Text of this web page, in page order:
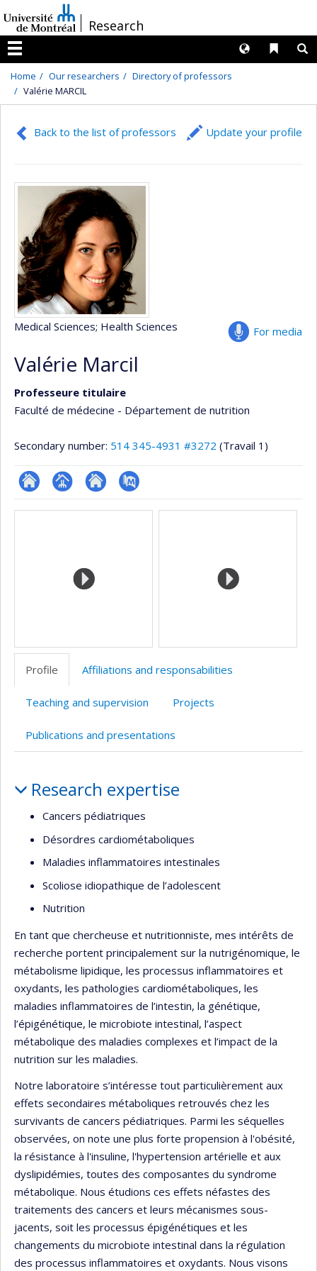
au
contenu
/Research
Menu
Liens
Langues
Home Our researchers
Directory of professors
Valérie MARCIL
Back to the list of professors Update your profile
For media
Medical Sciences; Health Sciences
Valérie Marcil
Professeure titulaire
Faculté de médecine - Département de nutrition
Secondary number: 514 345-4931 #3272 (Travail 1)
ResearchGate
Page Site
de
recherche
PubMed
Media
Profile Affiliations and responsabilities
Teaching and supervision Projects
Publications and presentations
Research expertise
Cancers pédiatriques
Désordres cardiométaboliques
Maladies inflammatoires intestinales
Scoliose idiopathique de l’adolescent
Nutrition
En tant que chercheuse et nutritionniste, mes intérêts de
recherche portent principalement sur la nutrigénomique, le
métabolisme lipidique, les processus inflammatoires et
oxydants, les pathologies cardiométaboliques, les
maladies inflammatoires de l’intestin, la génétique,
l’épigénétique, le microbiote intestinal, l’aspect
métabolique des maladies complexes et l’impact de la
nutrition sur les maladies.
Notre laboratoire s’intéresse tout particulièrement aux
effets secondaires métaboliques retrouvés chez les
survivants de cancers pédiatriques. Parmi les séquelles
observées, on note une plus forte propension à l'obésité,
la résistance à l'insuline, l'hypertension artérielle et aux
dyslipidémies, toutes des composantes du syndrome
métabolique. Nous étudions ces effets néfastes des
traitements des cancers et leurs mécanismes sous-
jacents, soit les processus épigénétiques et les
changements du microbiote intestinal dans la régulation
des processus inflammatoires et oxydants. Nous visons